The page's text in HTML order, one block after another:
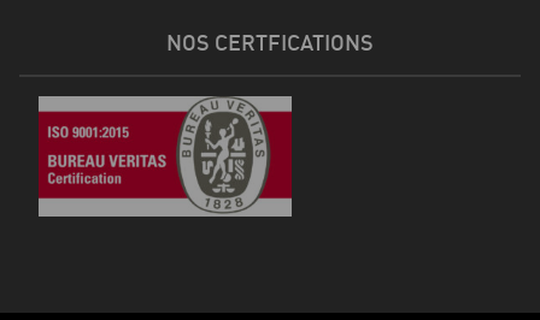
NOS CERTFICATIONS